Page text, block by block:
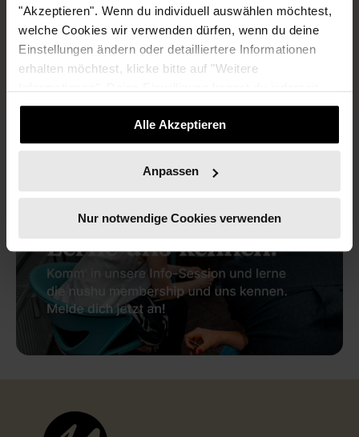
"Akzeptieren". Wenn du individuell auswählen möchtest,
welche Cookies wir verwenden dürfen, wenn du deine
Einstellungen ändern oder detailliertere Informationen
erhalten möchtest, klicke bitte auf "Weitere
widerrufen.
Alle Akzeptieren
Anpassen
Nur notwendige Cookies verwenden